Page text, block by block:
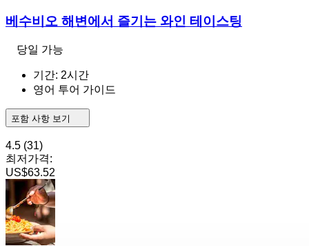
베수비오 해변에서 즐기는 와인 테이스팅
당일 가능
기간: 2시간
영어 투어 가이드
포함 사항 보기
4.5 (31)
최저가격:
US$63.52